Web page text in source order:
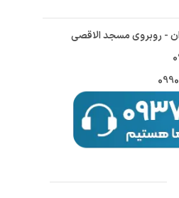
- روبروی مسجد الاقصی